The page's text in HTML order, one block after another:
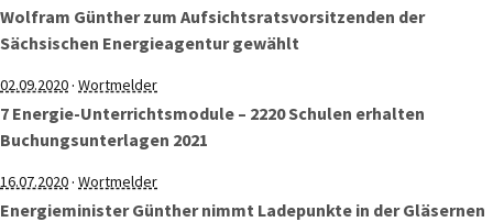
Wolfram Günther zum Aufsichtsratsvorsitzenden der
Sächsischen Energieagentur gewählt
02.09.2020· Wortmelder
7 Energie-Unterrichtsmodule – 2220 Schulen erhalten
Buchungsunterlagen 2021
16.07.2020· Wortmelder
Energieminister Günther nimmt Ladepunkte in der Gläsernen